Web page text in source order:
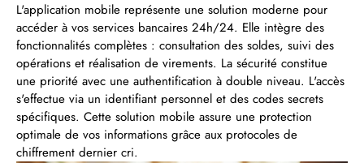
L'application mobile représente une solution moderne pour
accéder à vos services bancaires 24h/24. Elle intègre des
fonctionnalités complètes : consultation des soldes, suivi des
opérations et réalisation de virements. La sécurité constitue
une priorité avec une authentification à double niveau. L'accès
s'effectue via un identifiant personnel et des codes secrets
spécifiques. Cette solution mobile assure une protection
optimale de vos informations grâce aux protocoles de
chiffrement dernier cri.